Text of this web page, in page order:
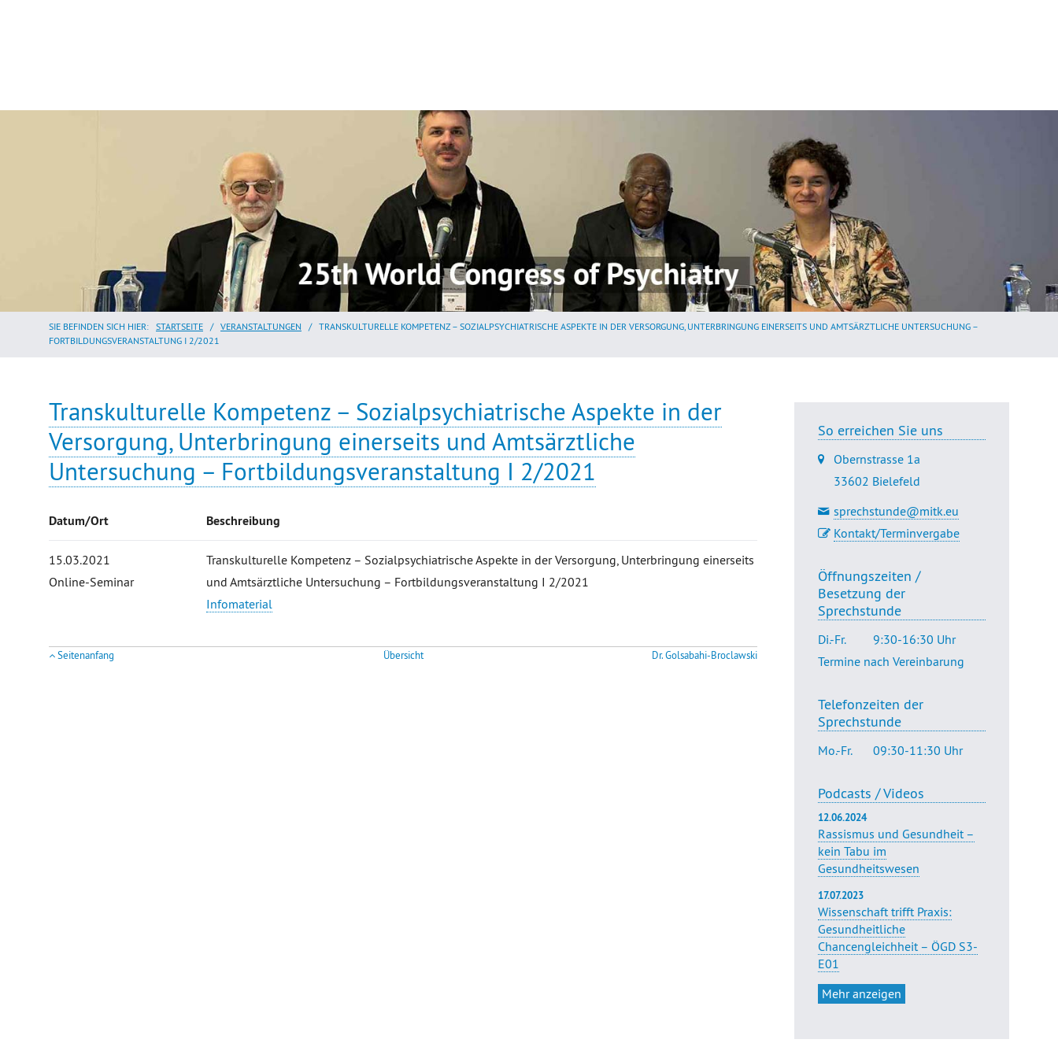
SIE BEFINDEN SICH HIER: STARTSEITE / VERANSTALTUNGEN / TRANSKULTURELLE KOMPETENZ – SOZIALPSYCHIATRISCHE ASPEKTE IN DER VERSORGUNG, UNTERBRINGUNG EINERSEITS UND AMTSÄRZTLICHE UNTERSUCHUNG –
FORTBILDUNGSVERANSTALTUNG I 2/2021
Transkulturelle Kompetenz – Sozialpsychiatrische Aspekte in der
Versorgung, Unterbringung einerseits und Amtsärztliche
Untersuchung – Fortbildungsveranstaltung I 2/2021
Datum/Ort Beschreibung
15.03.2021
Online-Seminar
Transkulturelle Kompetenz – Sozialpsychiatrische Aspekte in der Versorgung, Unterbringung einerseits
und Amtsärztliche Untersuchung – Fortbildungsveranstaltung I 2/2021
Infomaterial
Seitenanfang Übersicht Dr. Golsabahi-Broclawski
So erreichen Sie uns
Obernstrasse 1a
33602 Bielefeld
sprechstunde@mitk.eu
Kontakt/Terminvergabe
Öffnungszeiten /
Besetzung der
Sprechstunde
Di.-Fr.
9:30-16:30 Uhr
Termine nach Vereinbarung
Telefonzeiten der
Sprechstunde
Mo.-Fr. 09:30-11:30 Uhr
Podcasts / Videos
12.06.2024
Rassismus und Gesundheit –
kein Tabu im
Gesundheitswesen
17.07.2023
Wissenschaft trifft Praxis:
Gesundheitliche
Chancengleichheit – ÖGD S3-
E01
Mehr anzeigen